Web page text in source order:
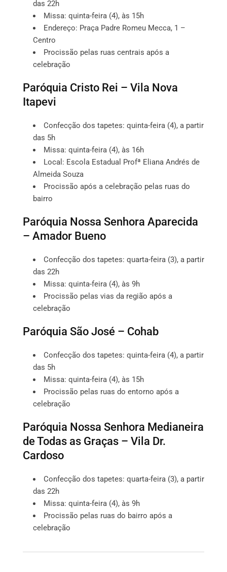
das 22h
Missa: quinta-feira (4), às 15h
Endereço: Praça Padre Romeu Mecca, 1 –
Centro
Procissão pelas ruas centrais após a
celebração
Paróquia Cristo Rei – Vila Nova
Itapevi
Confecção dos tapetes: quinta-feira (4), a partir
das 5h
Missa: quinta-feira (4), às 16h
Local: Escola Estadual Profª Eliana Andrés de
Almeida Souza
Procissão após a celebração pelas ruas do
bairro
Paróquia Nossa Senhora Aparecida
– Amador Bueno
Confecção dos tapetes: quarta-feira (3), a partir
das 22h
Missa: quinta-feira (4), às 9h
Procissão pelas vias da região após a
celebração
Paróquia São José – Cohab
Confecção dos tapetes: quinta-feira (4), a partir
das 5h
Missa: quinta-feira (4), às 15h
Procissão pelas ruas do entorno após a
celebração
Paróquia Nossa Senhora Medianeira
de Todas as Graças – Vila Dr.
Cardoso
Confecção dos tapetes: quarta-feira (3), a partir
das 22h
Missa: quinta-feira (4), às 9h
Procissão pelas ruas do bairro após a
celebração